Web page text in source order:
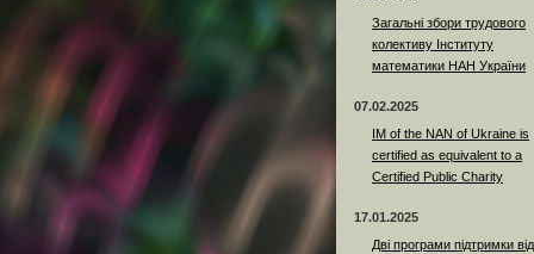
Загальні збори трудового
колективу Інституту
математики НАН України
07.02.2025
IM of the NAN of Ukraine is
certified as equivalent to a
Certified Public Charity
17.01.2025
Дві програми підтримки від